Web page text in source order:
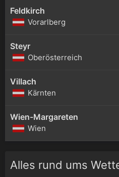
Feldkirch
Vorarlberg
Steyr
Oberösterreich
Villach
Kärnten
Wien-Margareten
Wien
Alles rund ums